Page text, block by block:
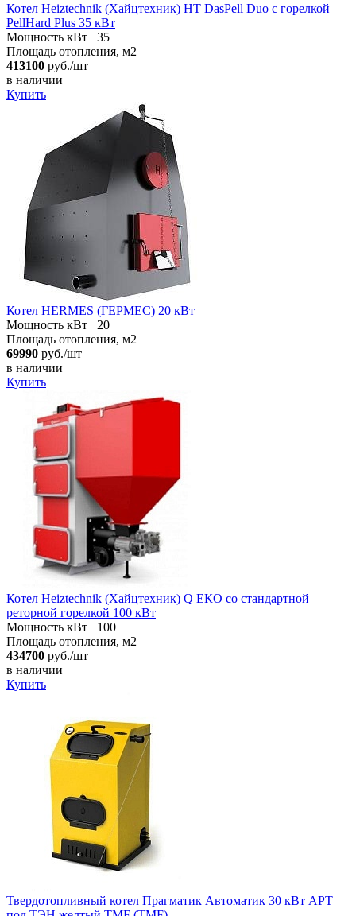
Котел Heiztechnik (Хайцтехник) HT DasPell Duo с горелкой
PellHard Plus 35 кВт
Мощность кВт
35
Площадь отопления, м2
413100 руб./шт
в наличии
Купить
Котел HERMES (ГЕРМЕС) 20 кВт
Мощность кВт
20
Площадь отопления, м2
69990 руб./шт
в наличии
Купить
Котел Heiztechnik (Хайцтехник) Q ЕКO со стандартной
реторной горелкой 100 кВт
Мощность кВт
100
Площадь отопления, м2
434700 руб./шт
в наличии
Купить
Твердотопливный котел Прагматик Автоматик 30 кВт АРТ